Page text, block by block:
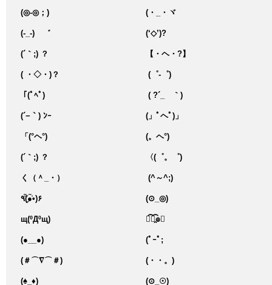
(◎-◎；) (・_・ヾ
(-_-)ゞ゛ (‘◇’)?
(´｀;) ？ 【・ヘ・?】
( ・◇・)？ (゜-゜)
｢(ﾟﾍﾟ) ( ?´_ゝ｀)
(´−｀) ﾝｰ (」ﾟヘﾟ)」
「(°ヘ°) (。ヘ°)
(´｀;) ？ 〈(゜。゜)
く（＾_・）ゝ (^～^;)ゞ
٩(̾●̮̮̃̾•̃̾)۶ (⊙_◎)
щ(ºДºщ) ﴾͡๏̯͡๏﴿
(●__●) (ﾟｰﾟ;
(＃⌒∇⌒＃)ゞ (・・。)ゞ
(♠_♦) (⊙_☉)